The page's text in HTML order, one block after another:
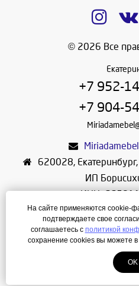
© 2026 Все
+7 952-
+7 904-
620028, Екатеринбург,
ИП
ИНН:
ОГРНИП:
Режим работы:
На сайте применяются cookie-
подтверждаете свое
соглашаетесь с политикой
сохранение cookies вы можете в
OK